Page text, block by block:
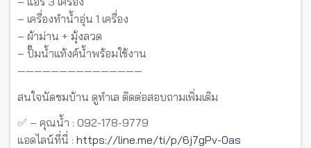
– เครื่องทำน้ำอุ่น 1 เครื่อง
– ผ้าม่าน + มุ้งลวด
– ปั๊มน้ำแท้งค์น้ำพร้อมใช้งาน
———————————————
สนใจนัดชมบ้าน ดูทำเล ติดต่อสอบถามเพิ่มเติม
✅ – คุณน้ำ : 092-178-9779
แอดไลน์ที่นี่ : https://line.me/ti/p/6j7gPv-0as